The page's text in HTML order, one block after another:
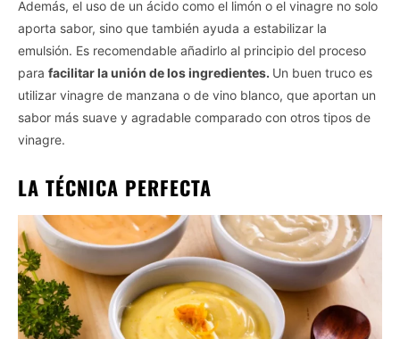
Además, el uso de un ácido como el limón o el vinagre no solo
aporta sabor, sino que también ayuda a estabilizar la
emulsión. Es recomendable añadirlo al principio del proceso
para facilitar la unión de los ingredientes. Un buen truco es
utilizar vinagre de manzana o de vino blanco, que aportan un
sabor más suave y agradable comparado con otros tipos de
vinagre.
LA TÉCNICA PERFECTA